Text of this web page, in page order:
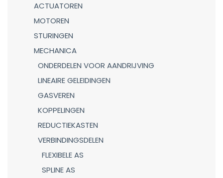
ACTUATOREN
MOTOREN
STURINGEN
MECHANICA
ONDERDELEN VOOR AANDRIJVING
LINEAIRE GELEIDINGEN
GASVEREN
KOPPELINGEN
REDUCTIEKASTEN
VERBINDINGSDELEN
FLEXIBELE AS
SPLINE AS